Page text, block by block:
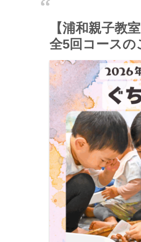
【浦和親子教
全5回コースの